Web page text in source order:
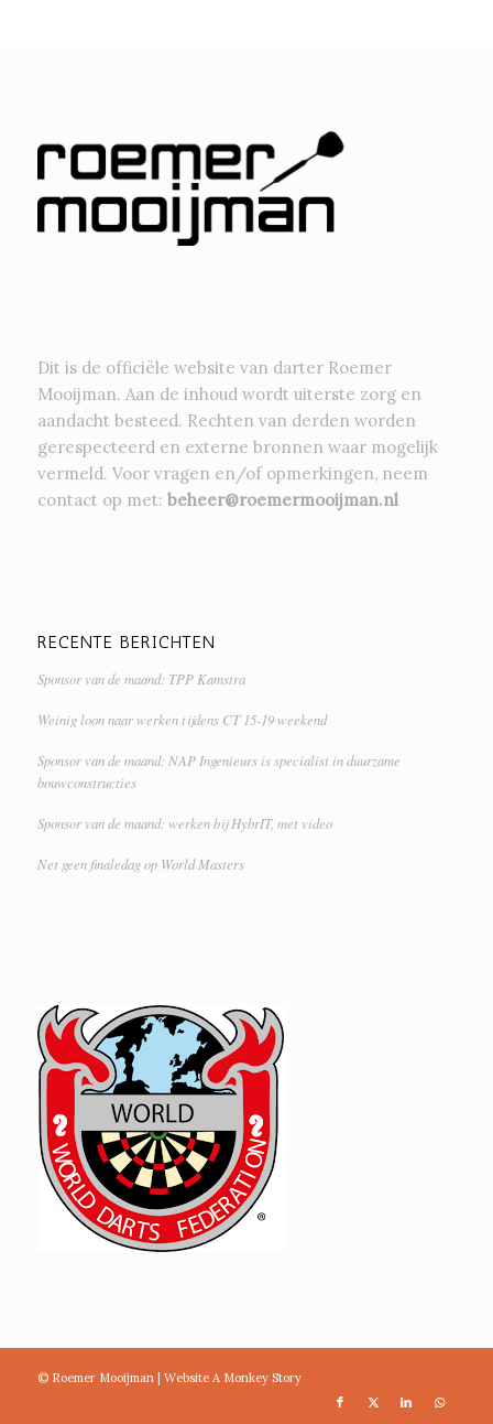
Dit is de officiële website van darter Roemer
Mooijman. Aan de inhoud wordt uiterste zorg en
aandacht besteed. Rechten van derden worden
gerespecteerd en externe bronnen waar mogelijk
vermeld. Voor vragen en/of opmerkingen, neem
contact op met: beheer@roemermooijman.nl
RECENTE BERICHTEN
Sponsor van de maand: TPP Kamstra
Weinig loon naar werken tijdens CT 15-19 weekend
Sponsor van de maand: NAP Ingenieurs is specialist in duurzame
bouwconstructies
Sponsor van de maand: werken bij HybrIT, met video
Net geen finaledag op World Masters
© Roemer Mooijman | Website A Monkey Story